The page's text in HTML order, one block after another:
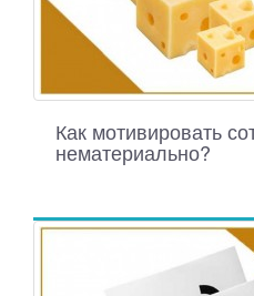
Как мотивировать
нематериально?